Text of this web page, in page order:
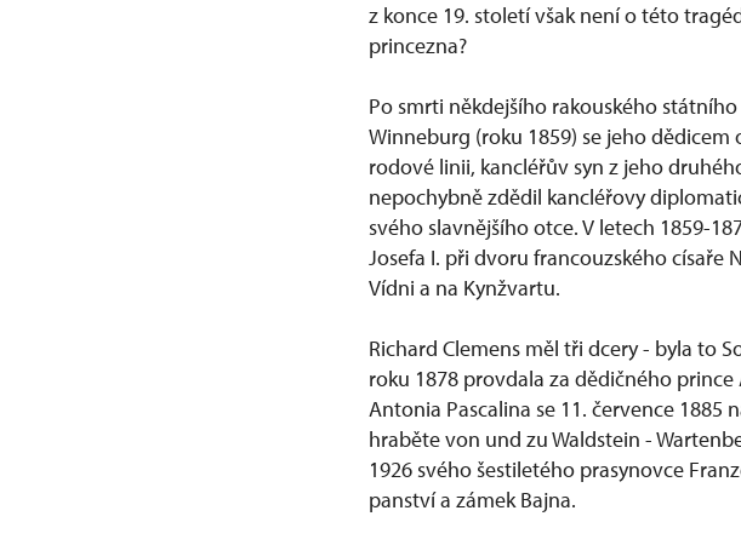
z konce 19. století však není o této
princezna?
Po smrti někdejšího rakouského
Winneburg (roku 1859) se jeho
rodové linii, kancléřův syn z jeho
nepochybně zdědil kancléřovy
svého slavnějšího otce. V letech 1859-
Josefa I. při dvoru francouzského císaře
Vídni a na Kynžvartu.
Richard Clemens měl tři dcery - byla to
roku 1878 provdala za dědičného
Antonia Pascalina se 11. července 1885
hraběte von und zu Waldstein -
1926 svého šestiletého prasynovce
panství a zámek Bajna.